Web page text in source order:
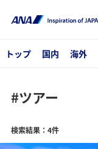
トップ 国内 海外
#ツアー
検索結果：4件